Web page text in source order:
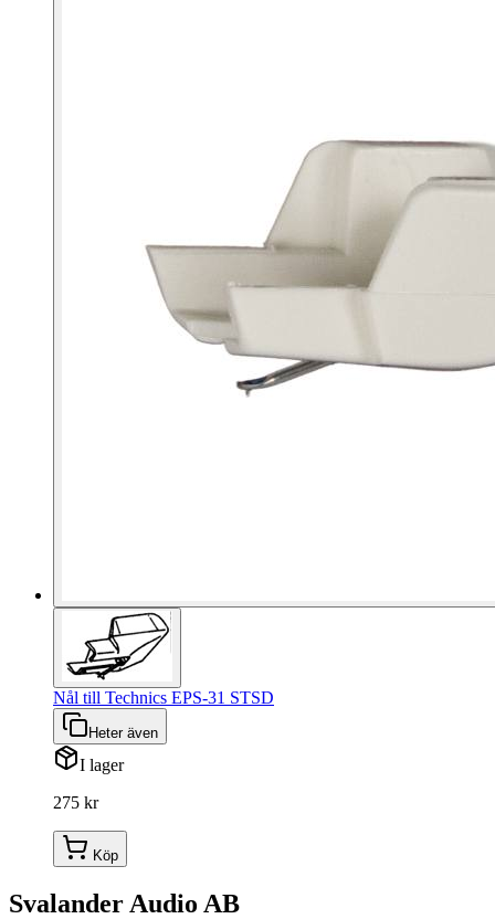
Nål till Technics EPS-31 STSD
Heter även
I lager
275 kr
Köp
Svalander Audio AB